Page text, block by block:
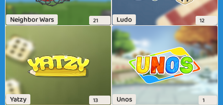
Neighbor Wars 21 Ludo 12
Yatzy 13 Unos 1